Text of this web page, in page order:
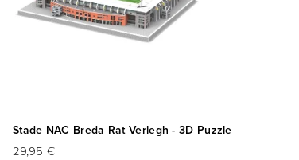
Stade NAC Breda Rat Verlegh - 3D Puzzle
29,95 €